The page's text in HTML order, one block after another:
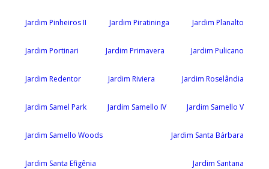
Jardim Pinheiros II Jardim Piratininga Jardim Planalto
Jardim Portinari Jardim Primavera Jardim Pulicano
Jardim Redentor Jardim Riviera Jardim Roselândia
Jardim Samel Park Jardim Samello IV Jardim Samello V
Jardim Samello Woods Jardim Santa Bárbara
Jardim Santa Efigênia Jardim Santana